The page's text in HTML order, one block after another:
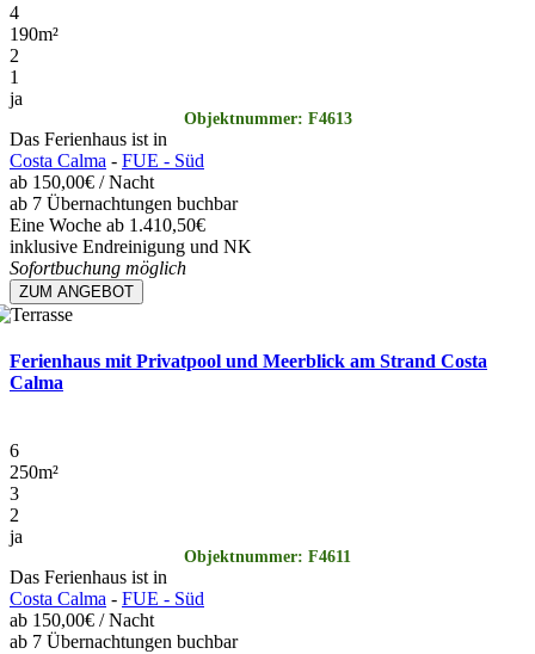
4
190m²
2
1
ja
Objektnummer: F4613
Das Ferienhaus ist in
Costa Calma - FUE - Süd
ab 150,00€ / Nacht
ab 7 Übernachtungen buchbar
Eine Woche ab 1.410,50€
inklusive Endreinigung und NK
Sofortbuchung möglich
ZUM ANGEBOT
Ferienhaus mit Privatpool und Meerblick am Strand Costa
Calma
6
250m²
3
2
ja
Objektnummer: F4611
Das Ferienhaus ist in
Costa Calma - FUE - Süd
ab 150,00€ / Nacht
ab 7 Übernachtungen buchbar